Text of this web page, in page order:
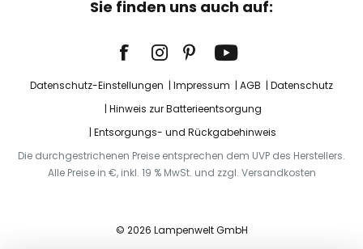
Sie finden uns auch auf:
Datenschutz-Einstellungen Impressum AGB
Datenschutz
Hinweis zur Batterieentsorgung
Entsorgungs- und Rückgabehinweis
Die durchgestrichenen Preise entsprechen dem UVP des Herstellers.
Alle Preise in €, inkl. 19 % MwSt. und zzgl. Versandkosten
© 2026 Lampenwelt GmbH